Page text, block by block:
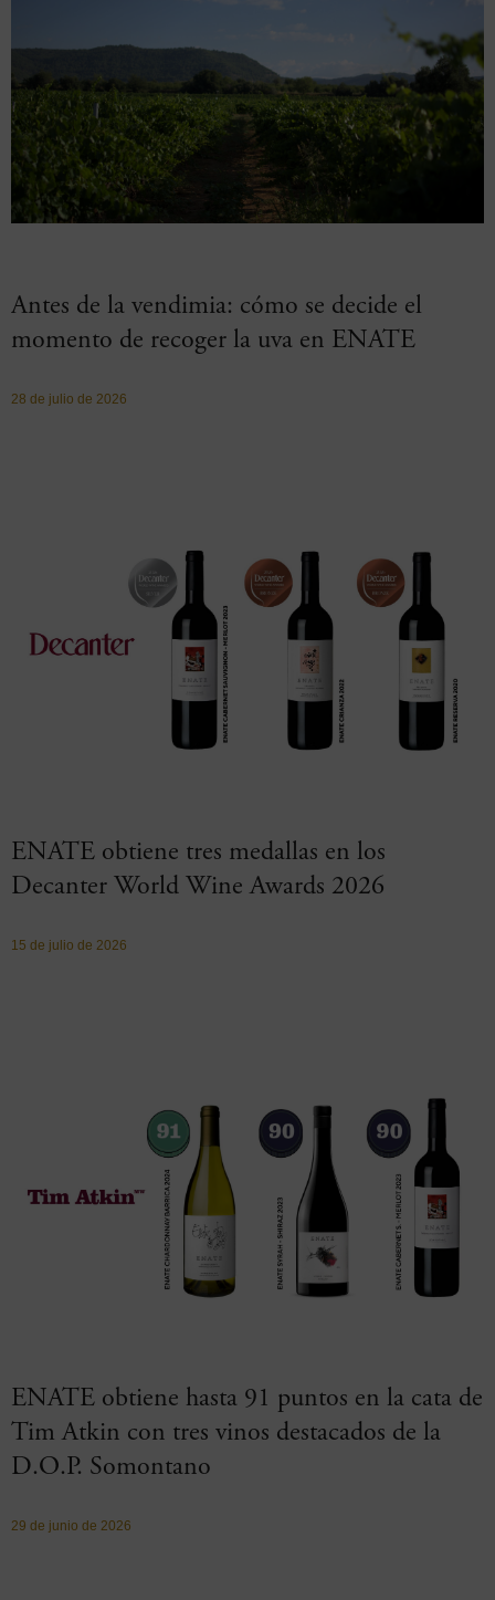
Antes de la vendimia: cómo se decide el
momento de recoger la uva en ENATE
28 de julio de 2026
ENATE obtiene tres medallas en los
Decanter World Wine Awards 2026
15 de julio de 2026
ENATE obtiene hasta 91 puntos en la cata de
Tim Atkin con tres vinos destacados de la
D.O.P. Somontano
29 de junio de 2026